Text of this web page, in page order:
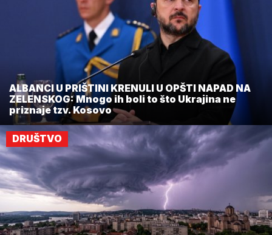
ALBANCI U PRIŠTINI KRENULI U OPŠTI NAPAD NA
ZELENSKOG: Mnogo ih boli to što Ukrajina ne
priznaje tzv. Kosovo
DRUŠTVO